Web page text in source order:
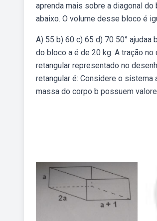
aprenda mais sobre a diagonal
abaixo. O volume desse bloco é
A) 55 b) 60 c) 65 d) 70 50°
do bloco a é de 20 kg. A tração
retangular representado no
retangular é: Considere o sistema
massa do corpo b possuem